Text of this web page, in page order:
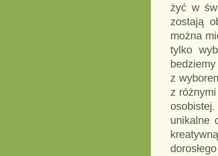
żyć w
zostają
można
tylko
z
z
unikalne